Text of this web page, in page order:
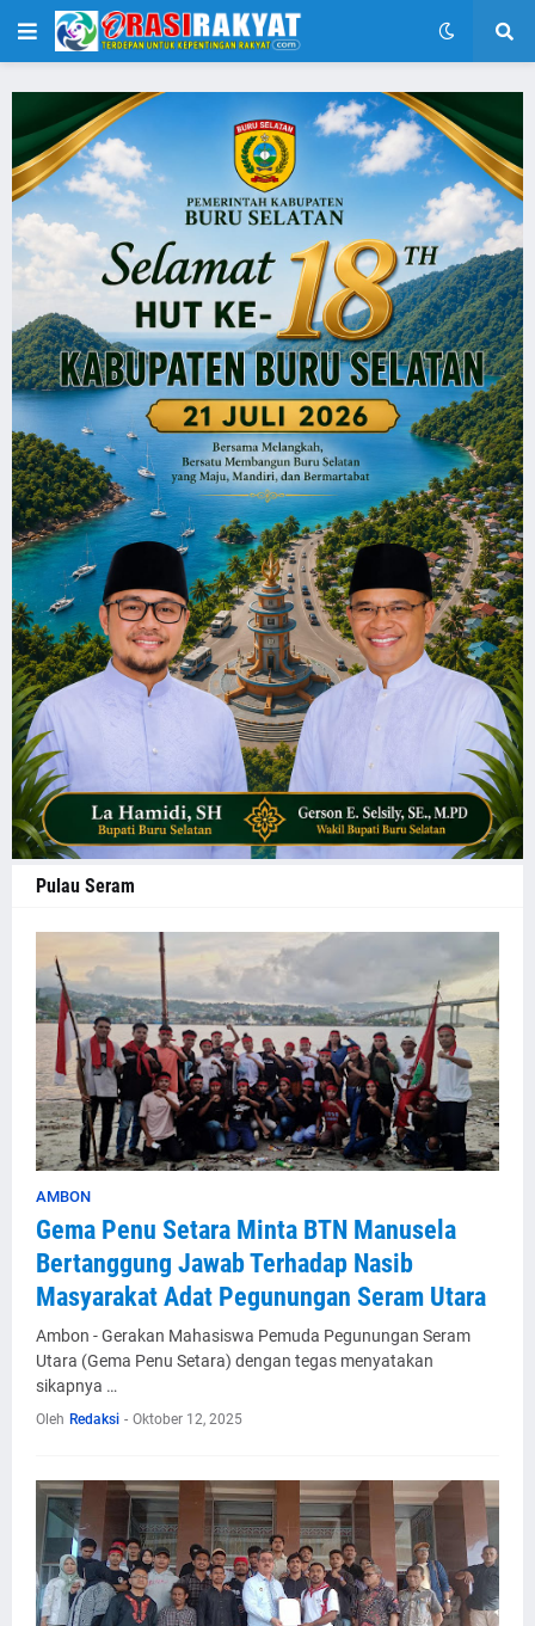
Pulau Seram
AMBON
Gema Penu Setara Minta BTN Manusela
Bertanggung Jawab Terhadap Nasib
Masyarakat Adat Pegunungan Seram Utara
Ambon - Gerakan Mahasiswa Pemuda Pegunungan Seram
Utara (Gema Penu Setara) dengan tegas menyatakan
sikapnya …
Oleh Redaksi - Oktober 12, 2025